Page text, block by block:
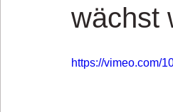
wächst
https://vimeo.com/